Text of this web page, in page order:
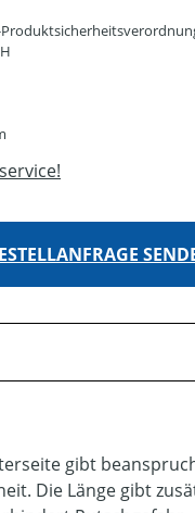
gibt
Die Länge gibt